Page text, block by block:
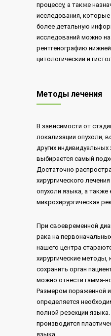
процессу, а также
исследования,
более детальную
исследований можно
рентгенографию
цитологический и
Методы лечения
В зависимости от
локализации опухоли,
других индивидуальных
выбирается самый
Достаточно
хирургического
опухоли языка, а также
микрохирургическая
При своевременной
рака на
нашего центра
хирургические
сохранить орган
можно отнести гамма-
Размером пораженной
определяется
полной резекции
производится
языка.